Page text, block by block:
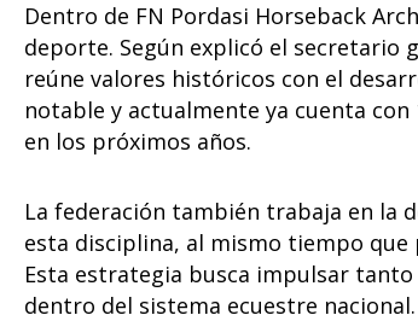
Dentro de FN Pordasi Horseback
deporte. Según explicó el secretario
reúne valores históricos con el
notable y actualmente ya cuenta
en los próximos años.
La federación también trabaja en la
esta disciplina, al mismo tiempo que
Esta estrategia busca impulsar
dentro del sistema ecuestre nacional.